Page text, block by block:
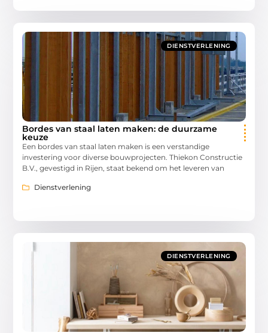
DIENSTVERLENING
Bordes van staal laten maken: de duurzame
keuze
Een bordes van staal laten maken is een verstandige
investering voor diverse bouwprojecten. Thiekon Constructie
B.V., gevestigd in Rijen, staat bekend om het leveren van
Dienstverlening
DIENSTVERLENING